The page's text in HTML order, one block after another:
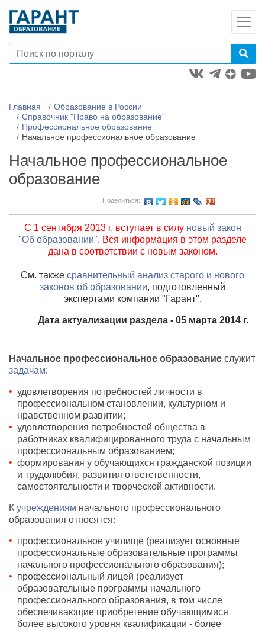
Главная
Образование в России
Справочник "Право на образование"
Профессиональное образование
Начальное профессиональное образование
Начальное профессиональное
образование
Поделиться:
С 1 сентября 2013 г. вступает в силу новый закон
"Об образовании". Вся информация в этом разделе
дана в соответствии с новым законом.
См. также сравнительный анализ старого и нового
законов об образовании, подготовленный
экспертами компании "Гарант".
Дата актуализации раздела - 05 марта 2014 г.
Начальное профессиональное образование служит
задачам:
удовлетворения потребностей личности в
профессиональном становлении, культурном и
нравственном развитии;
удовлетворения потребностей общества в
работниках квалифицированного труда с начальным
профессиональным образованием;
формирования у обучающихся гражданской позиции
и трудолюбия, развития ответственности,
самостоятельности и творческой активности.
К учреждениям начального профессионального
образования относятся:
профессиональное училище (реализует основные
профессиональные образовательные программы
начального профессионального образования);
профессиональный лицей (реализует
образовательные программы начального
профессионального образования, в том числе
обеспечивающие приобретение обучающимися
более высокого уровня квалификации - более